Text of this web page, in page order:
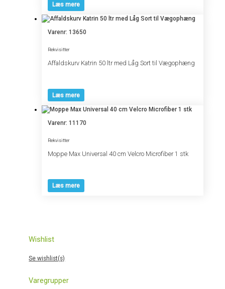
Læs mere
Varenr: 13650
Rekvisitter
Affaldskurv Katrin 50 ltr med Låg Sort til Vægophæng
Læs mere
Varenr: 11170
Rekvisitter
Moppe Max Universal 40 cm Velcro Microfiber 1 stk
Læs mere
Wishlist
Se wishlist(s)
Varegrupper